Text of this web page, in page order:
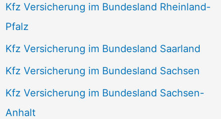
Kfz Versicherung im Bundesland Rheinland-
Pfalz
Kfz Versicherung im Bundesland Saarland
Kfz Versicherung im Bundesland Sachsen
Kfz Versicherung im Bundesland Sachsen-
Anhalt